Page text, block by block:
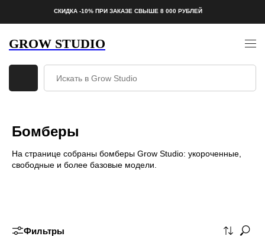
СКИДКА -10% ПРИ ЗАКАЗЕ СВЫШЕ 8 000 РУБЛЕЙ
GROW STUDIO
Бомберы
На странице собраны бомберы Grow Studio: укороченные,
свободные и более базовые модели.
Фильтры